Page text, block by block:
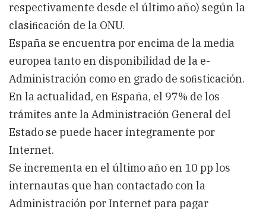
respectivamente desde el último año) según la
clasiﬁcación de la ONU.
España se encuentra por encima de la media
europea tanto en disponibilidad de la e-
Administración como en grado de soﬁsticación.
En la actualidad, en España, el 97% de los
trámites ante la Administración General del
Estado se puede hacer íntegramente por
Internet.
Se incrementa en el último año en 10 pp los
internautas que han contactado con la
Administración por Internet para pagar